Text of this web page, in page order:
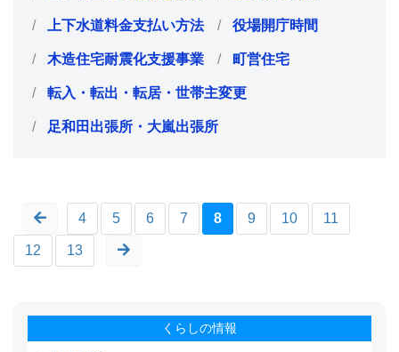
上下水道料金支払い方法 役場開庁時間
木造住宅耐震化支援事業 町営住宅
転入・転出・転居・世帯主変更
足和田出張所・大嵐出張所
4 5 6 7 8 9 10 11
12 13
くらしの情報